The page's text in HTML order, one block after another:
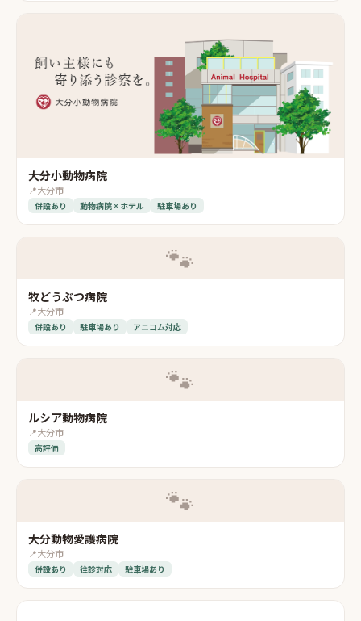
大分小動物病院
📍大分市
併設あり 動物病院×ホテル 駐車場あり
🐾
牧どうぶつ病院
📍大分市
併設あり 駐車場あり アニコム対応
🐾
ルシア動物病院
📍大分市
高評価
🐾
大分動物愛護病院
📍大分市
併設あり 往診対応 駐車場あり